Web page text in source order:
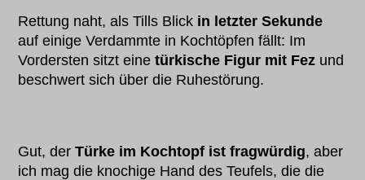
Rettung naht, als Tills Blick in letzter Sekunde
auf einige Verdammte in Kochtöpfen fällt: Im
Vordersten sitzt einetürkische Figur mit Fez und
beschwert sich über die Ruhestörung.
Gut, derTürke im Kochtopf ist fragwürdig, aber
ich mag die knochige Hand des Teufels, die die